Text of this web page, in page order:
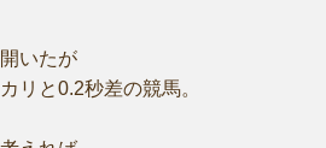
いたが
リと0.2秒差の競馬。